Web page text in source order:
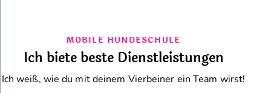
MOBILE HUNDESCHULE
Ich biete beste Dienstleistungen
Ich weiß, wie du mit deinem Vierbeiner ein Team wirst!